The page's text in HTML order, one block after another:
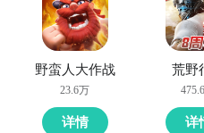
1）安装完毕之后，进入猩
搜索栏中输入“小小制作人”
电脑版程序安装包。点击下
后，就可以在我的游戏中出
啦。​
野蛮人大作战
23.6万
详情
荒野
详